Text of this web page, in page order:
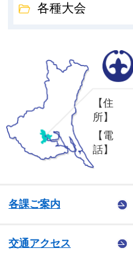
各種大会
【住
所】
【電
話】
各課ご案内
交通アクセス